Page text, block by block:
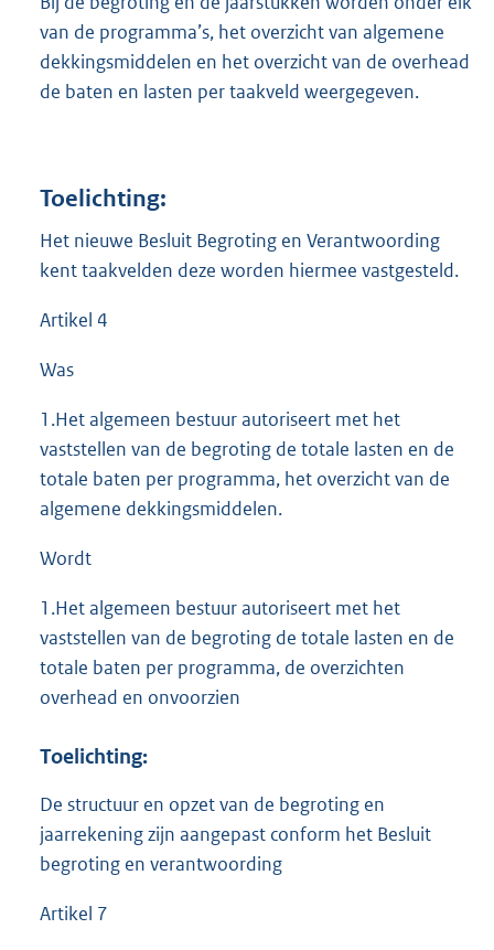
van de programma’s, het overzicht van algemene
dekkingsmiddelen en het overzicht van de overhead
de baten en lasten per taakveld weergegeven.
Toelichting:
Het nieuwe Besluit Begroting en Verantwoording
kent taakvelden deze worden hiermee vastgesteld.
Artikel 4
Was
1.Het algemeen bestuur autoriseert met het
vaststellen van de begroting de totale lasten en de
totale baten per programma, het overzicht van de
algemene dekkingsmiddelen.
Wordt
1.Het algemeen bestuur autoriseert met het
vaststellen van de begroting de totale lasten en de
totale baten per programma, de overzichten
overhead en onvoorzien
Toelichting:
De structuur en opzet van de begroting en
jaarrekening zijn aangepast conform het Besluit
begroting en verantwoording
Artikel 7